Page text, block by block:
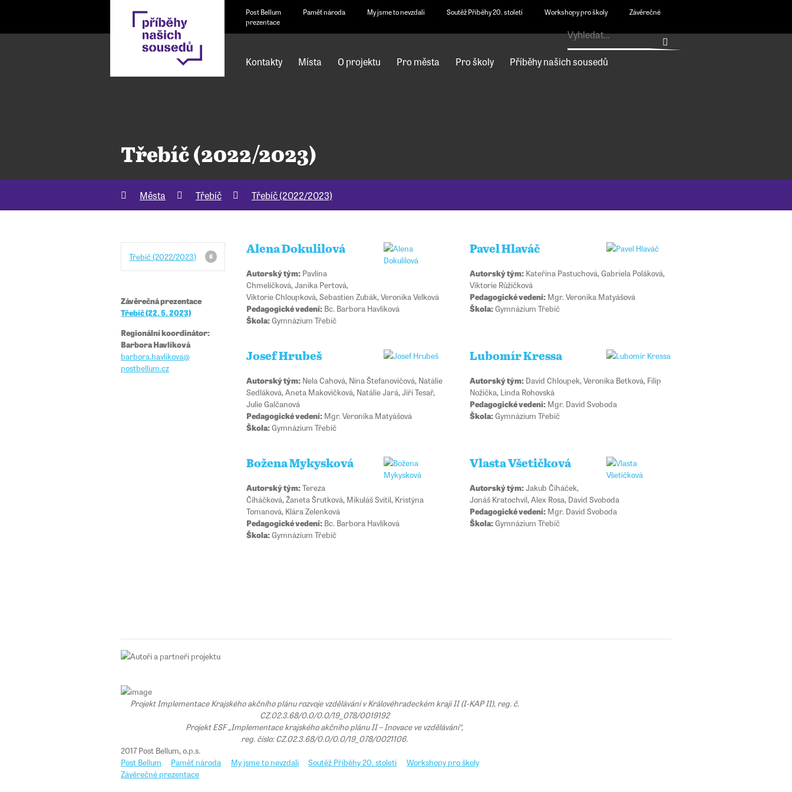
Post Bellum Paměť národa My jsme to nevzdali Soutěž Příběhy 20. století Workshopy pro školy
Závěrečné
prezentace
Kontakty Místa O projektu Pro města Pro školy Příběhy našich sousedů
Třebíč (2022/2023)
Města Třebíč Třebíč (2022/2023)
Třebíč (2022/2023) 6
Závěrečná prezentace
Třebíč (22. 5. 2023)
Regionální koordinátor:
Barbora Havlíková
barbora.havlikova@​​
postbellum.cz
Alena Dokulilová
Autorský tým: Pavlína
Chmelíčková, Janika Pertová,
Viktorie Chloupková, SebastienZubák, Veronika Velková
Pedagogické vedení: Bc. Barbora Havlíková
Škola:Gymnázium Třebíč
Pavel Hlaváč
Autorský tým:Kateřina Pastuchová, Gabriela Poláková,
Viktorie Růžičková
Pedagogické vedení:Mgr. Veronika Matyášová
Škola:Gymnázium Třebíč
Josef Hrubeš
Autorský tým: Nela Cahová, Nina Štefanovičová, Natálie
Sedláková, Aneta Makovičková, Natálie Jará, Jiří Tesař,
Julie Galčanová
Pedagogické vedení: Mgr. Veronika Matyášová
Škola:Gymnázium Třebíč
Lubomír Kressa
Autorský tým:David Chloupek, Veronika Betková, Filip
Nožička, Linda Rohovská
Pedagogické vedení:Mgr. David Svoboda
Škola:Gymnázium Třebíč
Božena Mykysková
Autorský tým:Tereza
Čiháčková, Žaneta Šrutková, Mikuláš Svítil, Kristýna
Tomanová, Klára Zelenková
Pedagogické vedení: Bc. Barbora Havlíková
Škola:Gymnázium Třebíč
Vlasta Všetičková
Autorský tým:Jakub Čiháček,
Jonáš Kratochvíl, Alex Rosa, David Svoboda
Pedagogické vedení:Mgr. David Svoboda
Škola:Gymnázium Třebíč
Projekt Implementace Krajského akčního plánu rozvoje vzdělávání v Královéhradeckém kraji II (I-KAP II), reg. č.
CZ.02.3.68/0.0/0.0/19_078/0019192
Projekt ESF „Implementace krajského akčního plánu II – Inovace ve vzdělávání“,
reg. číslo: CZ.02.3.68/0.0/0.0/19_078/0021106.
2017 Post Bellum, o.p.s.
Post Bellum
Paměť národa My jsme to nevzdali Soutěž Příběhy 20. století
Workshopy pro školy
Závěrečné prezentace